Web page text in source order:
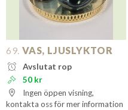
69. VAS, LJUSLYKTOR
Avslutat rop
50 kr
Ingen öppen visning,
kontakta oss för mer information